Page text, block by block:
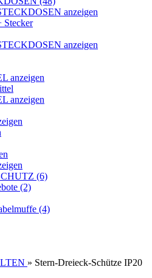
anzeigen
Stecker
anzeigen
anzeigen
anzeigen
(6)
(2)
(4)
» Stern-Dreieck-Schütze IP20